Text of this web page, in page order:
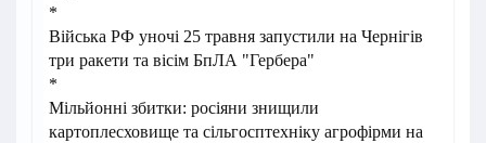
*
Війська РФ уночі 25 травня запустили на Чернігів
три ракети та вісім БпЛА "Гербера"
*
Мільйонні збитки: росіяни знищили
картоплесховище та сільгосптехніку агрофірми на